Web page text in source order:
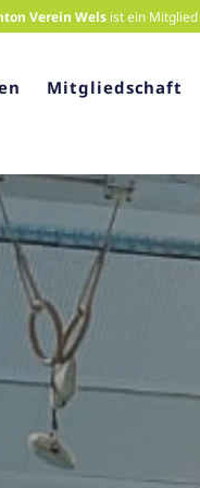
Verein Wels ist ein
Mitgliedschaft